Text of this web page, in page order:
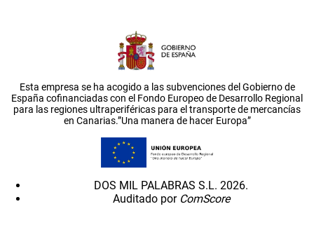
Esta empresa se ha acogido a las subvenciones del Gobierno de
España cofinanciadas con el Fondo Europeo de Desarrollo Regional
para las regiones ultraperiféricas para el transporte de mercancías
en Canarias.”Una manera de hacer Europa”
DOS MIL PALABRAS S.L. 2026.
Auditado por ComScore